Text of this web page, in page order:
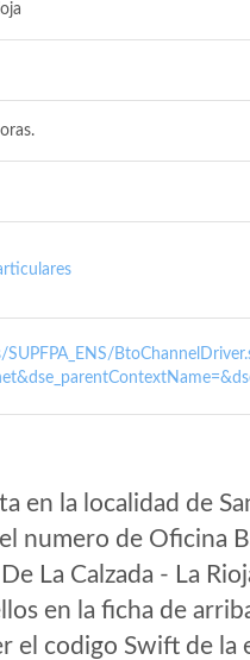
en la localidad de
numero de Oficina
La Calzada - La
en la ficha de
el codigo Swift de la